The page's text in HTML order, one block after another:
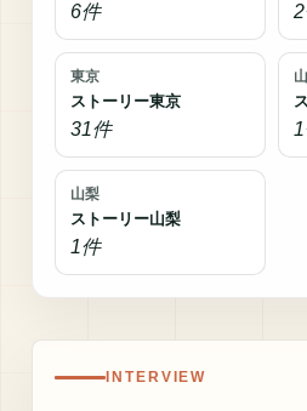
6件
東京
ストーリー東京
31件
山梨
ストーリー山梨
1件
INTERVIEW